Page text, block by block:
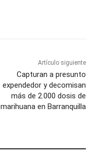
Artículo siguiente
Capturan a presunto
expendedor y decomisan
más de 2.000 dosis de
marihuana en Barranquilla